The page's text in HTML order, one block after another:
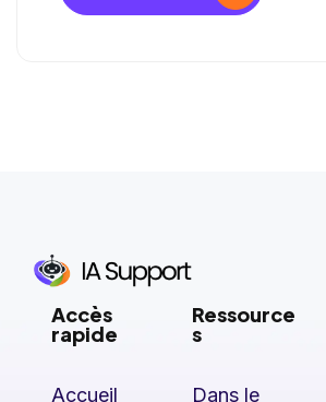
Accès
rapide
Accueil
Ressource
s
Dans le